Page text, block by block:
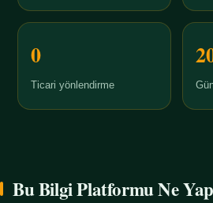
0
Ticari yönlendirme
Bu Bilgi Platformu Ne